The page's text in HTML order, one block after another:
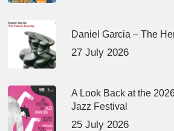
Daniel Garcia – The
27 July 2026
A Look Back at the
Jazz Festival
25 July 2026